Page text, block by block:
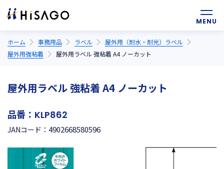
ホーム 事務用品 ラベル
屋外用（耐水・耐光）ラベル
屋外用強粘着
屋外用ラベル 強粘着 A4 ノーカット
屋外用ラベル 強粘着 A4 ノーカット
品番： KLP862
JANコード： 4902668580596